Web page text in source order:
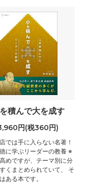
積んで大を成す
円(税360円)
では手に入らない名著！
に学ぶリーダーの教養 ※
めですが、テーマ別に分
くまとめられていて、 そ
ある本です。